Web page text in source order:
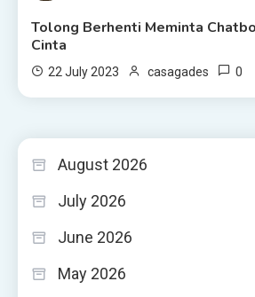
Tolong Berhenti Meminta
Cinta
22 July 2023 casagades 0
August 2026
July 2026
June 2026
May 2026